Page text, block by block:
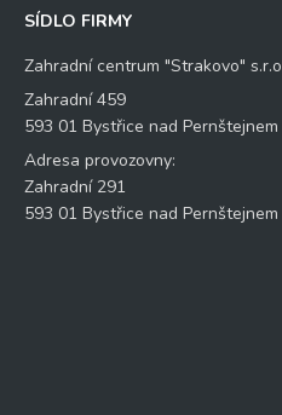
SÍDLO FIRMY
Zahradní centrum "Strakovo" s.r.o
Zahradní 459
593 01 Bystřice nad Pernštejnem
Adresa provozovny:
Zahradní 291
593 01 Bystřice nad Pernštejnem